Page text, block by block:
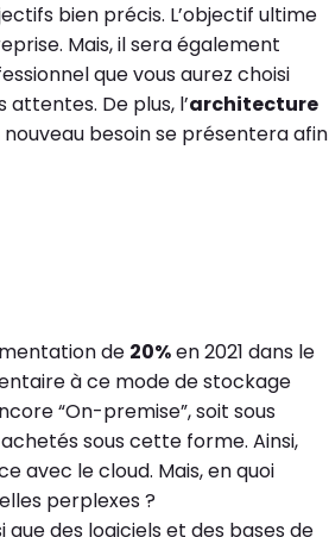
bien précis. L’objectif ultime
Mais, il sera également
que vous aurez choisi
De plus, l’architecture
besoin se présentera afin
de 20%en 2021 dans le
à ce mode de stockage
“On-premise”, soit sous
sous cette forme. Ainsi,
avec le cloud. Mais, en quoi
perplexes ?
que des logiciels et des bases de